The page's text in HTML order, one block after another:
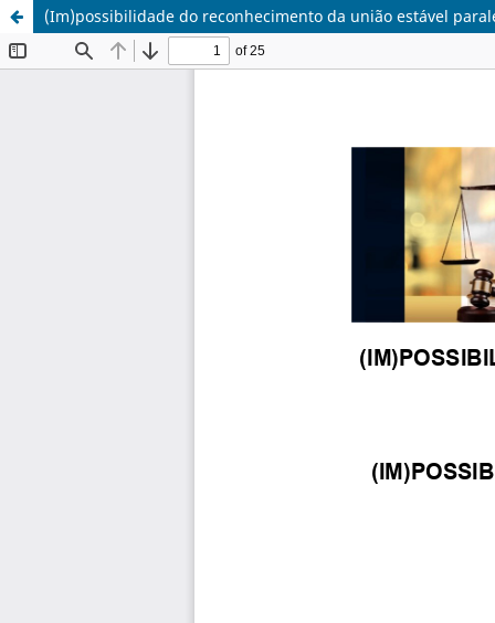
(Im)possibilidade do reconhecimento da união estável